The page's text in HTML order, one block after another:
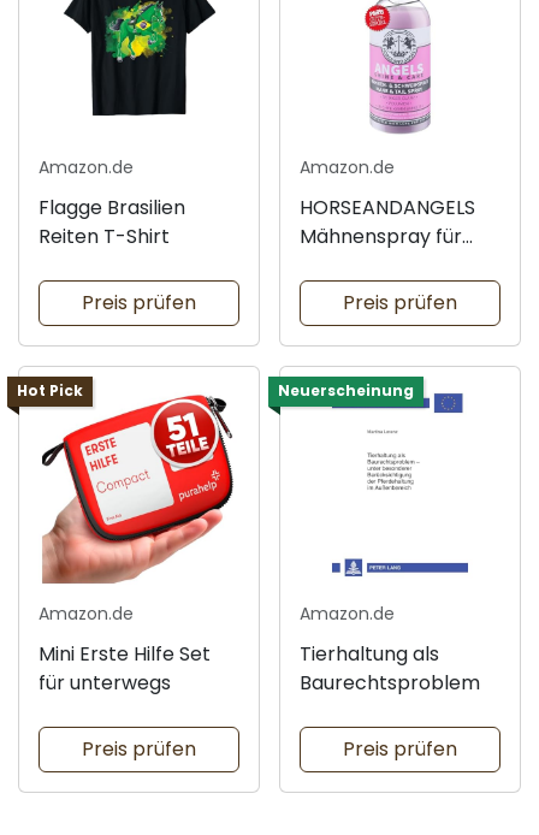
Amazon.de
Flagge Brasilien
Reiten T-Shirt
Preis prüfen
Amazon.de
HORSEANDANGELS
Mähnenspray für
Preis prüfen
Hot Pick
Amazon.de
Mini Erste Hilfe Set
für unterwegs
Preis prüfen
Neuerscheinung
Amazon.de
Tierhaltung als
Baurechtsproblem
Preis prüfen